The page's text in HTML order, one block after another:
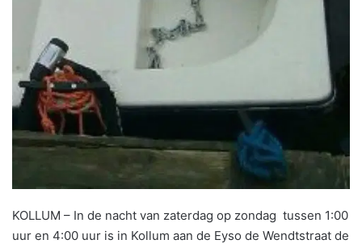
KOLLUM – In de nacht van zaterdag op zondag tussen 1:00
uur en 4:00 uur is in Kollum aan de Eyso de Wendtstraat de